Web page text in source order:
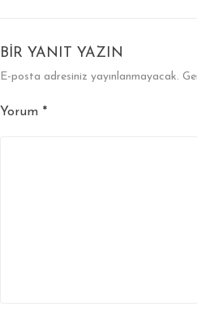
BIR YANIT YAZIN
E-posta adresiniz yayınlanmayacak.
Yorum *